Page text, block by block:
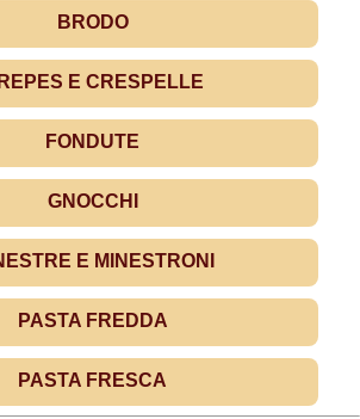
BRODO
E CRESPELLE
FONDUTE
GNOCCHI
E MINESTRONI
PASTA FREDDA
PASTA FRESCA